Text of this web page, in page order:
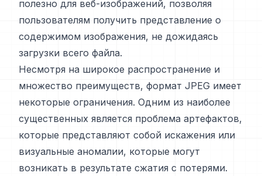
полезно для веб-изображений, позволяя
пользователям получить представление о
содержимом изображения, не дожидаясь
загрузки всего файла.
Несмотря на широкое распространение и
множество преимуществ, формат JPEG имеет
некоторые ограничения. Одним из наиболее
существенных является проблема артефактов,
которые представляют собой искажения или
визуальные аномалии, которые могут
возникать в результате сжатия с потерями.